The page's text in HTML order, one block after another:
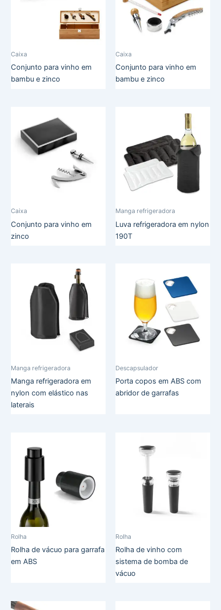
Caixa
Conjunto para vinho em
bambu e zinco
Caixa
Conjunto para vinho em
bambu e zinco
Caixa
Conjunto para vinho em
zinco
Manga refrigeradora
Luva refrigeradora em nylon
190T
Manga refrigeradora
Manga refrigeradora em
nylon com elástico nas
laterais
Descapsulador
Porta copos em ABS com
abridor de garrafas
Rolha
Rolha de vácuo para garrafa
em ABS
Rolha
Rolha de vinho com
sistema de bomba de
vácuo